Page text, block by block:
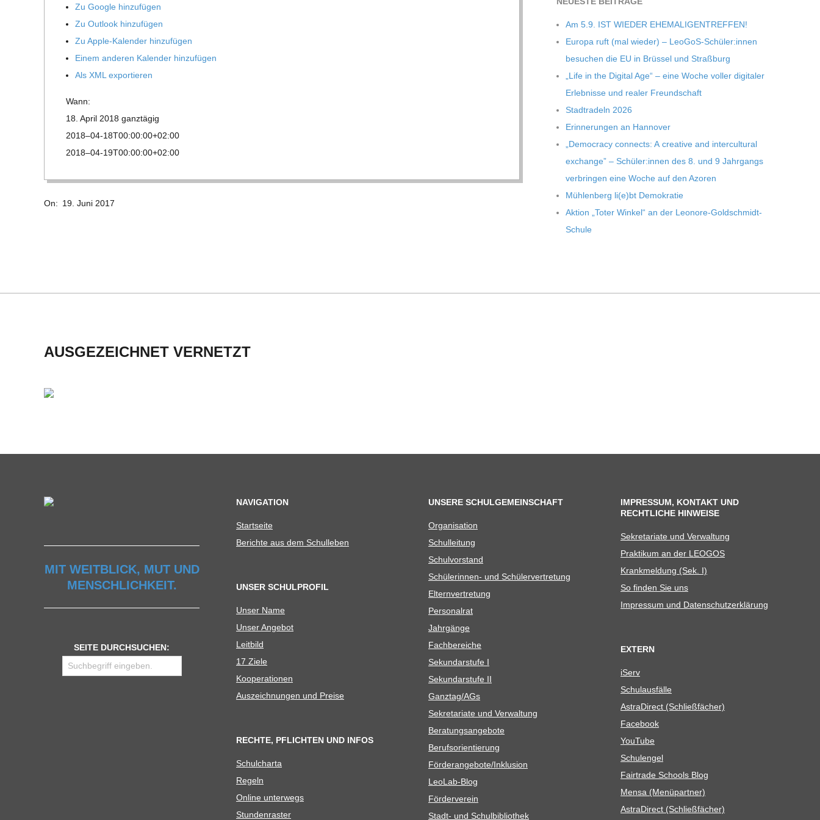
G
O
D
S
I
D
-
C
H
U
L
Zu Google hinzufügen
Zu Out­look hinzufügen
Zu Apple-Kalen­der hinzufügen
Einem ande­ren Kalen­der hinzufügen
Als XML exportieren
Wann:
18. April 2018 ganz­tä­gig
2018–04-18T00:00:00+02:00
2018–04-19T00:00:00+02:00
06-
On: 19. Juni 2017
Am 5.9. IST WIEDER EHEMALIGENTREFFEN!
Europa ruft (mal wie­der) – LeoGoS-Schüler:innen
besu­chen die EU in Brüs­sel und Straßburg
„Life in the Digi­tal Age“ – eine Woche vol­ler digi­ta­ler
Erleb­nisse und rea­ler Freundschaft
Stadt­ra­deln 2026
Erin­ne­run­gen an Hannover
„Demo­cracy con­nects: A crea­tive and inter­cul­tu­ral
exch­ange” – Schüler:innen des 8. und 9 Jahr­gangs
ver­brin­gen eine Woche auf den Azoren
Müh­len­berg li(e)bt Demokratie
Aktion „Toter Win­kel“ an der Leonore-Goldschmidt-
Schule
AUSGEZEICHNET VERNETZT
MIT WEITBLICK, MUT UND
MENSCHLICHKEIT.
SEITE DURCHSUCHEN:
NAVIGATION
Start­seite
Berichte aus dem Schulleben
UNSER SCHULPROFIL
Unser Name
Unser Ange­bot
Leit­bild
17 Ziele
Koope­ra­tio­nen
Aus­zeich­nun­gen und Preise
RECHTE, PFLICHTEN UND INFOS
Schul­charta
Regeln
Online unter­wegs
Stun­den­ras­ter
UNSERE SCHULGEMEINSCHAFT
Orga­ni­sa­tion
Schul­lei­tung
Schul­vor­stand
Schü­le­rin­nen- und Schülervertretung
Eltern­ver­tre­tung
Per­so­nal­rat
Jahr­gänge
Fach­be­rei­che
Sekun­dar­stufe I
Sekun­dar­stufe II
Ganztag/​​AGs
Sekre­ta­riate und Verwaltung
Bera­tungs­an­ge­bote
Berufs­ori­en­tie­rung
Förderangebote/​​Inklusion
Leo­Lab-Blog
För­der­ver­ein
Stadt- und Schulbibliothek
IMPRESSUM, KONTAKT UND
RECHTLICHE HINWEISE
Sekre­ta­riate und Verwaltung
Prak­ti­kum an der LEOGOS
Krank­mel­dung (Sek. I)
So fin­den Sie uns
Impres­sum und Datenschutzerklärung
EXTERN
iServ
Schul­aus­fälle
Astra­Di­rect (Schließ­fä­cher)
Face­book
You­Tube
Schul­en­gel
Fair­trade Schools Blog
Mensa (Menü­part­ner)
Astra­Di­rect (Schließ­fä­cher)